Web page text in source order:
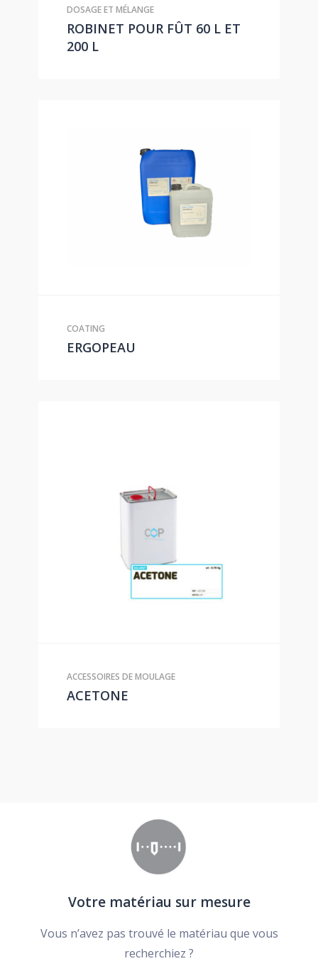
DOSAGE ET MÉLANGE
ROBINET POUR FÛT 60 L ET
200 L
COATING
ERGOPEAU
ACCESSOIRES DE MOULAGE
ACETONE
Votre matériau sur mesure
Vous n’avez pas trouvé le matériau que vous
recherchiez ?